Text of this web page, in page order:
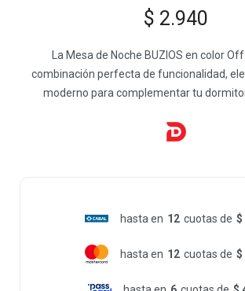
$ 2.940
La Mesa de Noche BUZIOS en color
combinación perfecta de funcionalidad,
moderno para complementar tu
hasta en 12 cuotas de $
hasta en 12 cuotas de $